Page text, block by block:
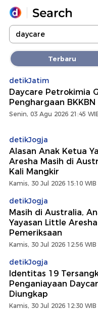
Yang sedang ramai
Loading...
Promoted
Terakhir yang dicari
Terbaru
detikJatim
Daycare Petrokimia
Penghargaan BKKBN
Senin, 03 Agu 2026 21:45
detikJogja
Alasan Anak Ketua
Aresha Masih di
Kali Mangkir
Kamis, 30 Jul 2026 15:10 WIB
detikJogja
Masih di Australia,
Yayasan Little
Pemeriksaan
Kamis, 30 Jul 2026 12:56 WIB
detikJogja
Identitas 19
Penganiayaan
Diungkap
Kamis, 30 Jul 2026 12:30 WIB